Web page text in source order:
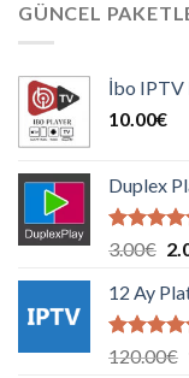
GÜNCEL
İbo IPTV
10.00€
Duplex
5
aldı
3.00€
12 Ay
5
120.00€